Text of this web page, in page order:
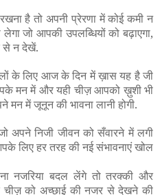
है तो अपनी प्रेरणा में कोई कमी न
जो आपकी उपलब्धियों को बढ़ाएगा,
से न देखें.
के लिए आज के दिन में ख़ास यह है जी
मन में और यही चीज़ आपको ख़ुशी भी
में जूनून की भावना लानी होगी.
अपने निजी जीवन को सँवारने में लगी
लिए हर तरह की नई संभावनाएं खोल
नजरिया बदल लेंगे तो तरक्की और
चीज़ को अच्छाई की नजर से देखने की